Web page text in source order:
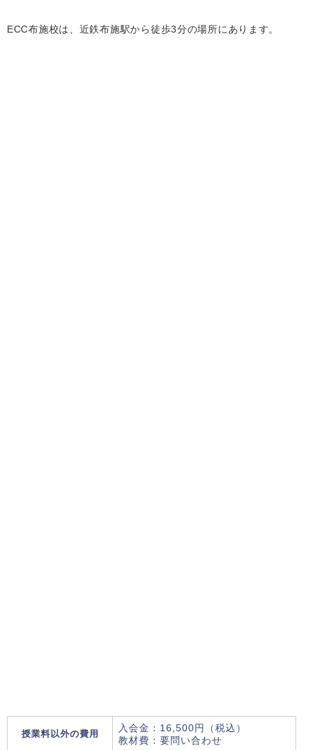
ECC布施校は、近鉄布施駅から徒歩3分の場所にあります。
授業料以外の費用
入会金：16,500円（税込）
教材費：要問い合わせ